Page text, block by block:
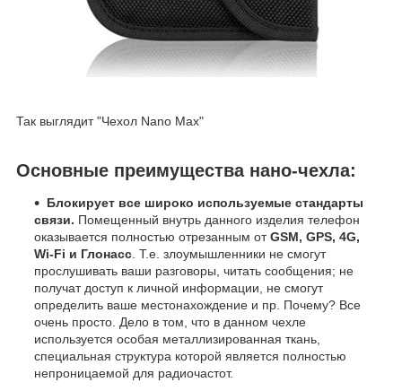
Так выглядит "Чехол Nano Max"
Основные преимущества нано-чехла:
Блокирует все широко используемые стандарты
связи. Помещенный внутрь данного изделия телефон
оказывается полностью отрезанным отGSM, GPS, 4G,
Wi-Fi и Глонасс . Т.е. злоумышленники не смогут
прослушивать ваши разговоры, читать сообщения; не
получат доступ к личной информации, не смогут
определить ваше местонахождение и пр. Почему? Все
очень просто. Дело в том, что в данном чехле
используется особая металлизированная ткань,
специальная структура которой является полностью
непроницаемой для радиочастот.